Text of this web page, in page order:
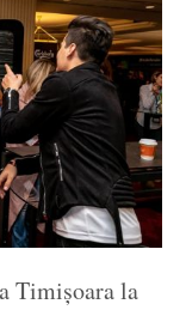
Timișoara la